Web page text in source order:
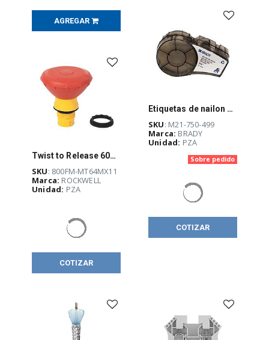
AGREGAR
Twist to Release 60mm 22mm 800F
SKU: 800FM-MT64MX11
Marca: ROCKWELL
Unidad: PZA
COTIZAR
Etiquetas de nailon Brady, serie BMP21 Plus, para impresora M21, 0.75 in x 16 ft, negro sobre blanco - M21-750-499
SKU: M21-750-499
Marca: BRADY
Unidad: PZA
Sobre pedido
COTIZAR